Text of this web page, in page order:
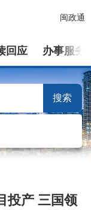
闽政通
回应 办事服务
搜索
投产 三国领